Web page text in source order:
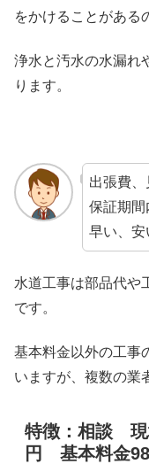
をかけることがある
浄水と汚水の水漏れ
ります。
出張費
保証期間
早い、安
水道工事は部品代や
です。
基本料金以外の工事
いますが、複数の業
特徴：相談
円 基本料金